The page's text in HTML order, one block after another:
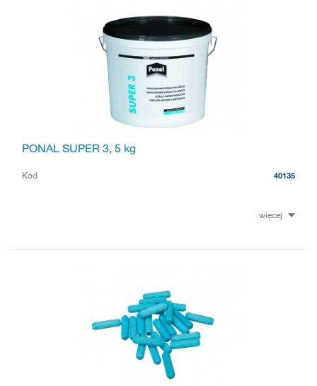
PONAL SUPER 3, 5 kg
Kod 40135
więcej